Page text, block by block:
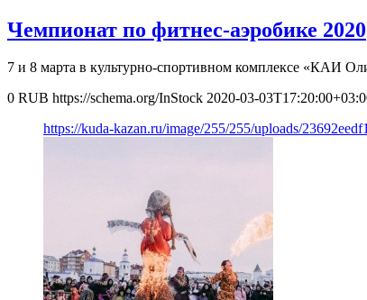
Чемпионат по фитнес-аэробике 2020
7 и 8 марта в культурно-спортивном комплексе «КАИ
0 RUB https://schema.org/InStock 2020-03-
https://kuda-kazan.ru/image/255/255/uploads/